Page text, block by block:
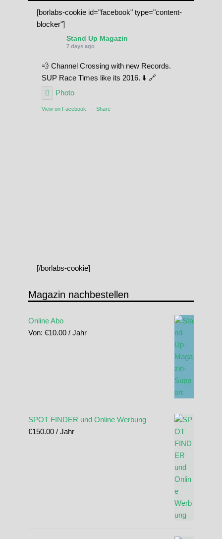
[borlabs-cookie id="facebook" type="content-
blocker"]
Stand Up Magazin
7 days ago
💨 Channel Crossing with new Records.
SUP Race Times like its 2016. ⬇️ 🔗
Photo
View on Facebook · Share
[/borlabs-cookie]
Magazin nachbestellen
Online Abo
Von: €10.00 / Jahr
SPOT FINDER und Online Werbung
€150.00 / Jahr